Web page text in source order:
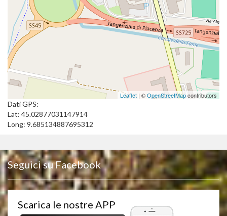
Leaflet | ©OpenStreetMapcontributors
Dati GPS:
Lat: 45.02877031147914
Long: 9.685134887695312
Seguici su Facebook
Scarica le nostre APP